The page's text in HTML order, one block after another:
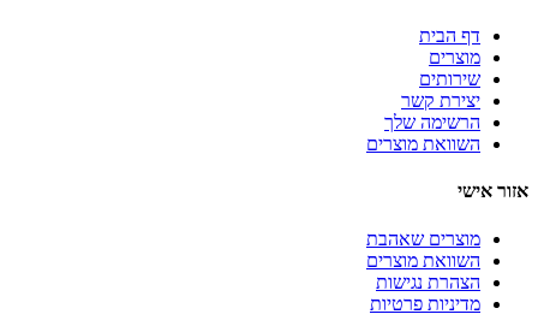
דף הבית
מוצרים
שירותים
יצירת קשר
הרשימה שלך
השוואת מוצרים
אזור אישי
מוצרים שאהבת
השוואת מוצרים
הצהרת נגישות
מדיניות פרטיות